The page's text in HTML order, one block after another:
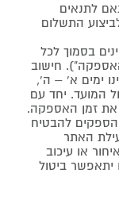
לתנאים
התשלום
בסמוך לכל
חישוב
ימים א' – ה',
המועד. יחד עם
את זמן האספקה.
להבטיח
האתר
או עיכוב
ביטול